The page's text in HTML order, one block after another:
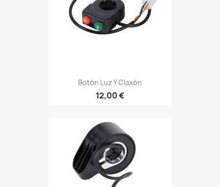
Botón Luz Y Claxón
12,00 €